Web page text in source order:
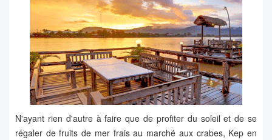
N'ayant rien d'autre à faire que de profiter du soleil et de se
régaler de fruits de mer frais au marché aux crabes, Kep en